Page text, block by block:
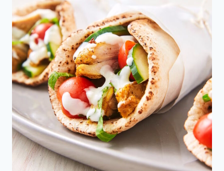
Pollo